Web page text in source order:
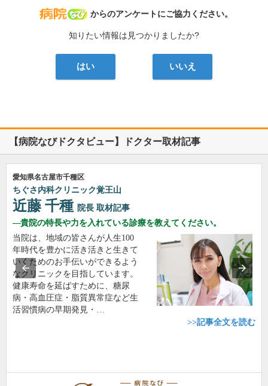
病院なび
からのアンケートにご協力ください。
知りたい情報は見つかりましたか?
はい いいえ
【病院なびドクタビュー】ドクター取材記事
愛知県名古屋市千種区
ちぐさ内科クリニック覚王山
近藤 千種 院長 取材記事
貴院の特長や力を入れている診療を教えてください。
当院は、地域の皆さんが人生100
年時代を豊かに活き活きと生きて
いくためのお手伝いができるよう
なクリニックを目指しています。
健康寿命を延ばすために、糖尿
病・高血圧症・脂質異常症など生
活習慣病の早期発見・…
>>記事全文を読む